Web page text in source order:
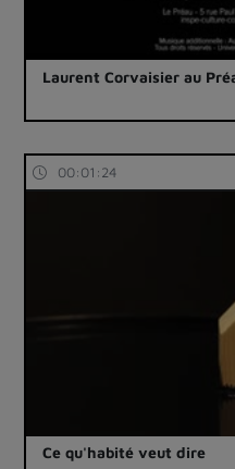
Laurent Corvaisier au
00:01:24
Ce qu'habité veut dire